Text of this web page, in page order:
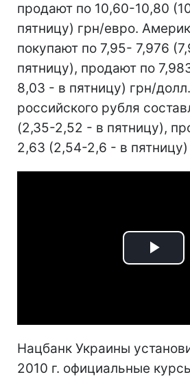
продают по 10,60-10,80
пятницу) грн/евро.
покупают по 7,95- 7,976
пятницу), продают по
8,03 - в пятницу) грн/
российского рубля
(2,35-2,52 - в пятницу),
2,63 (2,54-2,6 - в пятницу)
Play
Нацбанк Украины
2010 г. официальные